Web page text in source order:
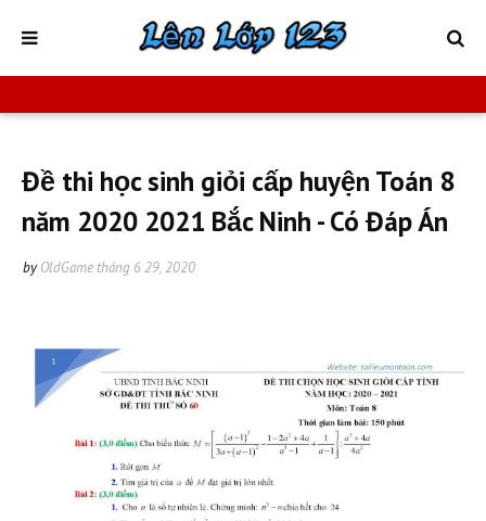
Đề thi học sinh giỏi cấp huyện Toán 8
năm 2020 2021 Bắc Ninh - Có Đáp Án
by OldGame tháng 6 29, 2020